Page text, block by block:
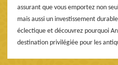
assurant que vous emportez non
mais aussi un investissement
éclectique et découvrez pourquoi
destination privilégiée pour les